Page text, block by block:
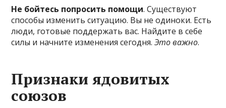
Не бойтесь попросить помощи. Существуют
способы изменить ситуацию. Вы не одиноки. Есть
люди, готовые поддержать вас. Найдите в себе
силы и начните изменения сегодня.Это важно.
Признаки ядовитых
союзов